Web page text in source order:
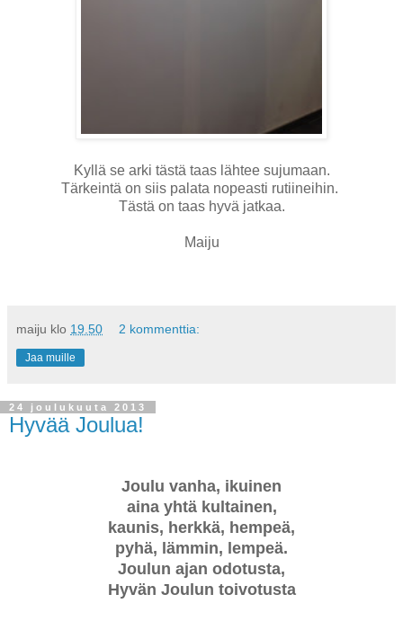
Kyllä se arki tästä taas lähtee sujumaan.
Tärkeintä on siis palata nopeasti rutiineihin.
Tästä on taas hyvä jatkaa.
Maiju
maiju klo 19.50 2 kommenttia:
Jaa muille
24 joulukuuta 2013
Hyvää Joulua!
Joulu vanha, ikuinen
aina yhtä kultainen,
kaunis, herkkä, hempeä,
pyhä, lämmin, lempeä.
Joulun ajan odotusta,
Hyvän Joulun toivotusta